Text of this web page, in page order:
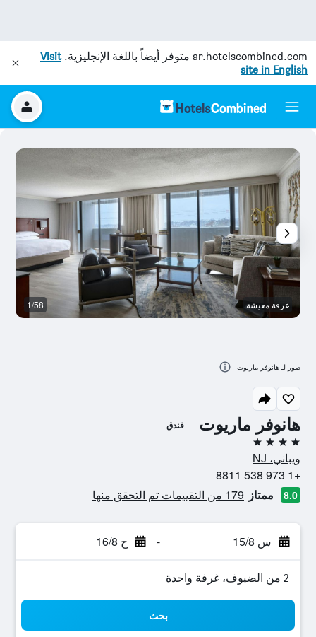
ar.hotelscombined.com متوفر أيضاً باللغة الإنجليزية.Visit
site in English
هانوفر ماريوت فندق
4 نجوم
ويباني، NJ
+1 973 538 8811
8.0 ممتاز 179 من التقييمات تم التحقق منها
س 15/8 - ح 16/8
2 من الضيوف، غرفة واحدة
بحث
غرفة معيشة 1/58
صور لـ هانوفر ماريوت